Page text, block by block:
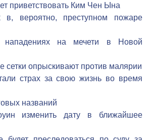
приветствовать Ким Чен Ына
в, вероятно, преступном пожаре
нападениях на мечети в Новой
сетки опрыскивают против малярии
страх за свою жизнь во время
названий
изменить дату в ближайшее